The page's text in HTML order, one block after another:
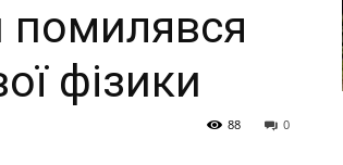
помилявся
фізики
0
88